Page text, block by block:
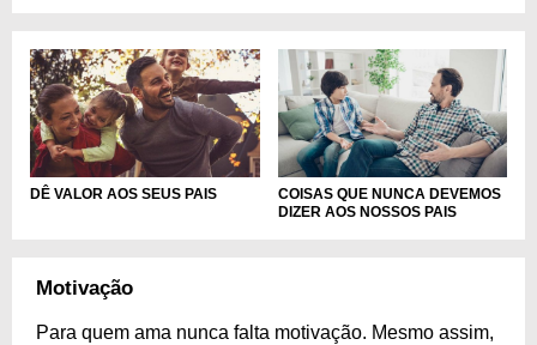
DÊ VALOR AOS SEUS PAIS
COISAS QUE NUNCA DEVEMOS
DIZER AOS NOSSOS PAIS
Motivação
Para quem ama nunca falta motivação. Mesmo assim,